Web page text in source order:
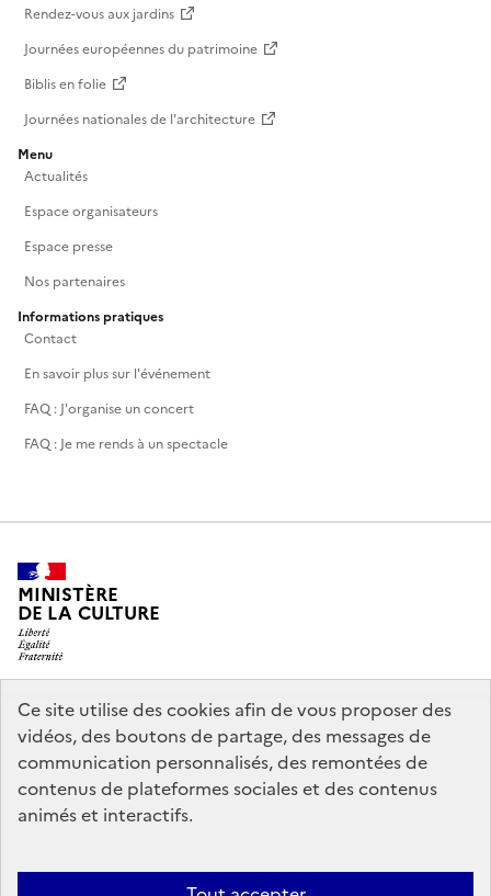
Ce site utilise des cookies afin de vous proposer des
vidéos, des boutons de partage, des messages de
communication personnalisés, des remontées de
contenus de plateformes sociales et des contenus
animés et interactifs.
Rendez-vous aux jardins
Journées européennes du patrimoine
Biblis en folie
Journées nationales de l'architecture
Menu
Actualités
Espace organisateurs
Espace presse
Nos partenaires
Informations pratiques
Contact
En savoir plus sur l'événement
FAQ : J'organise un concert
FAQ : Je me rends à un spectacle
MINISTÈRE
DE LA CULTURE
legifrance.gouv.fr
info.gouv.fr
service-public.gouv.fr
data.gouv.fr
Accessibilité : partiellement conforme Politique générale de